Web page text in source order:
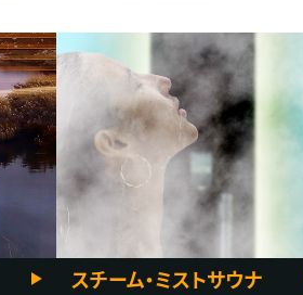
スチーム・ミストサウナ